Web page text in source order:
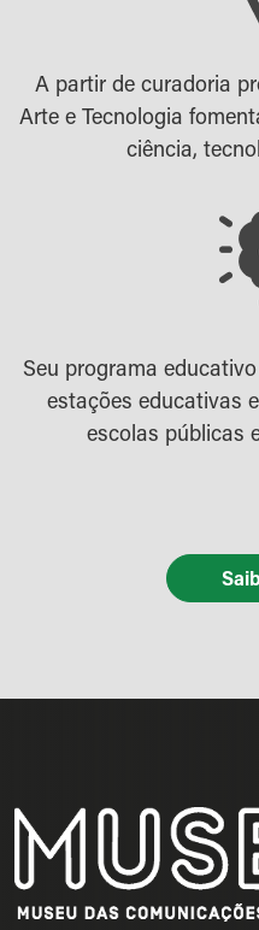
A partir de curadoria
Arte e Tecnologia
ciência,
Seu programa
estações educativas
escolas públicas